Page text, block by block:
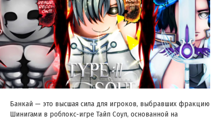
Банкай — это высшая сила для игроков, выбравших фракцию
Шинигами в роблокс-игре Тайп Соул, основанной на